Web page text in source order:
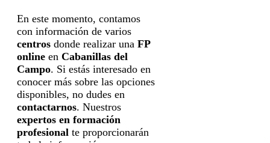
En este momento, contamos
con información de varios
centros donde realizar una FP
online en Cabanillas del
Campo. Si estás interesado en
conocer más sobre las opciones
disponibles, no dudes en
contactarnos. Nuestros
expertos en formación
profesional te proporcionarán